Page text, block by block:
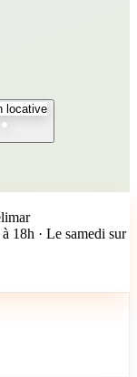
locative
18h · Le samedi sur